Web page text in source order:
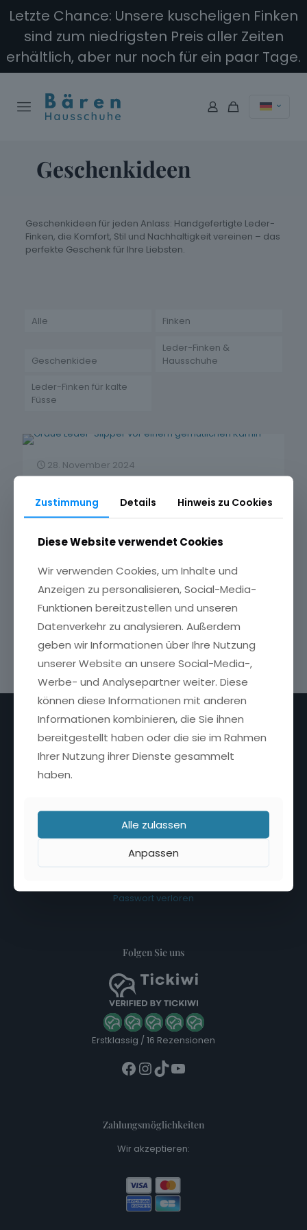
Letzte Chance: Unsere kuscheligen Finken
sind zum niedrigsten Preis aller Zeiten
erhältlich, aber nur noch für ein paar Tage.
Geschenkideen
Geschenkideen für jeden Anlass: Handgefertigte Leder-
Finken, die Komfort, Stil und Nachhaltigkeit vereinen – das
perfekte Geschenk für Ihre Liebsten.
Alle Finken
Geschenkidee
Leder-Finken &
Hausschuhe
Leder-Finken für kalte
Füsse
28. November 2024
komfortabel
Entdecke die Vorteile unserer handgemachten
für gesunde Füsse – das ganze Jahr über!
Nützliche Links
Kontakt
Kundenservice
Passwort verloren
Folgen Sie uns
Erstklassig /16 Rezensionen
Facebook
Instagram
TikTokYouTube
Zahlungsmöglichkeiten
Wir akzeptieren:
Zustimmung Details Hinweis zu Cookies
Diese Website verwendet Cookies
Wir verwenden Cookies, um Inhalte und
Anzeigen zu personalisieren, Social-Media-
Funktionen bereitzustellen und unseren
Datenverkehr zu analysieren. Außerdem
geben wir Informationen über Ihre Nutzung
unserer Website an unsere Social-Media-,
Werbe- und Analysepartner weiter. Diese
können diese Informationen mit anderen
Informationen kombinieren, die Sie ihnen
bereitgestellt haben oder die sie im Rahmen
Ihrer Nutzung ihrer Dienste gesammelt
haben.
Anpassen
Alle zulassen